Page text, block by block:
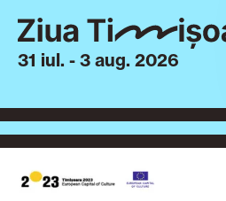
31 iul. - 3 aug. 2026